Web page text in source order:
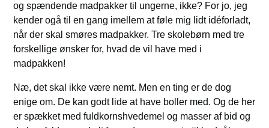
og spændende madpakker til ungerne, ikke? For jo, jeg
kender ogå til en gang imellem at føle mig lidt idéforladt,
når der skal smøres madpakker. Tre skolebørn med tre
forskellige ønsker for, hvad de vil have med i
madpakken!
Næ, det skal ikke være nemt. Men en ting er de dog
enige om. De kan godt lide at have boller med. Og de her
er spækket med fuldkornshvedemel og masser af bid og